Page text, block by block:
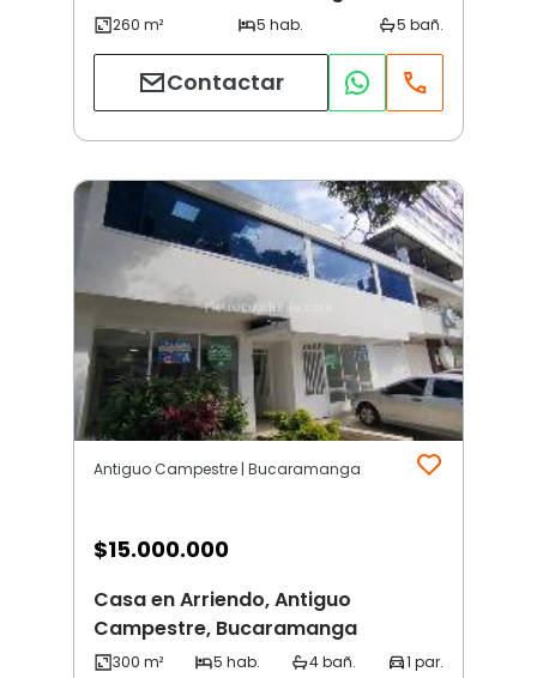
Contactar
Antiguo Campestre | Bucaramanga
$15.000.000
Casa en Arriendo, Antiguo
Campestre, Bucaramanga